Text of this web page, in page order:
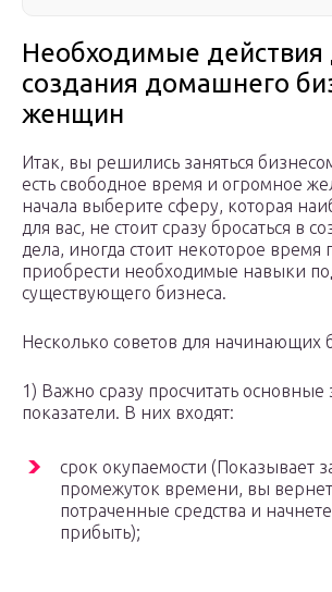
Необходимые действия
создания домашнего
женщин
Итак, вы решились заняться
есть свободное время и огромное
начала выберите сферу, которая
для вас, не стоит сразу бросаться в
дела, иногда стоит некоторое время
приобрести необходимые навыки
существующего бизнеса.
Несколько советов для начинающих
1) Важно сразу просчитать
показатели. В них входят:
срок окупаемости (Показывает
промежуток времени, вы
потраченные средства и
прибыть);